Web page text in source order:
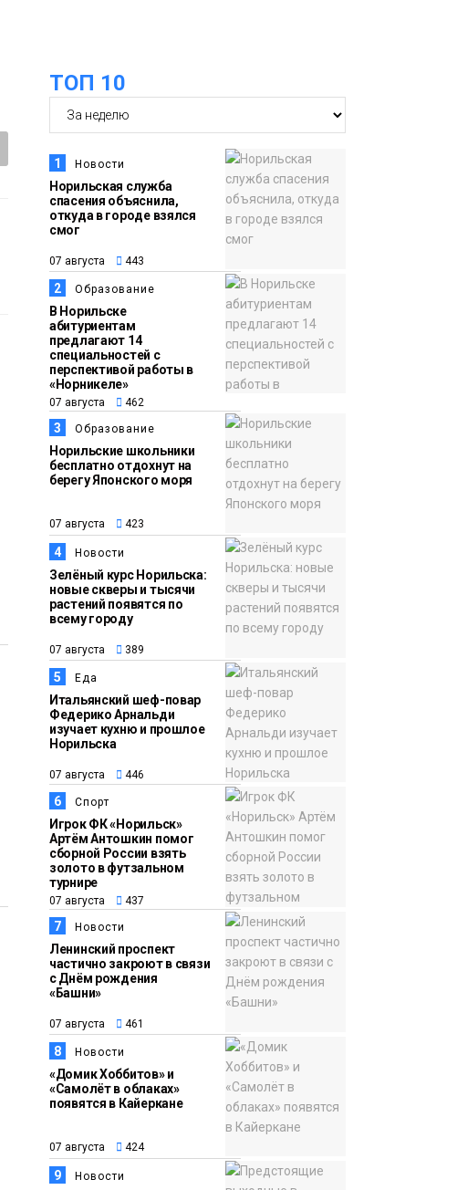
Спорт
14:30
07 августа
Новости
Ленинский проспект
частично закроют в
связи с Днём
рождения «Башни»
13:59
07 августа
Новости
«Домик Хоббитов» и
«Самолёт в облаках»
появятся в Кайеркане
13:08
07 августа
Новости
Предстоящие
выходные в
Норильске будут
зябкими, пасмурными
и дождливыми
07 августа
Общество
Как в Норильске
помогают женщинам
из исправительного
центра
адаптироваться к
жизни
ТОП 10
1 Новости
Норильская служба
спасения объяснила,
откуда в городе взялся
смог
07 августа 443
2 Образование
В Норильске
абитуриентам
предлагают 14
специальностей с
перспективой работы в
«Норникеле»
07 августа 462
3 Образование
Норильские школьники
бесплатно отдохнут на
берегу Японского моря
07 августа 423
4 Новости
Зелёный курс Норильска:
новые скверы и тысячи
растений появятся по
всему городу
07 августа 389
5 Еда
Итальянский шеф-повар
Федерико Арнальди
изучает кухню и прошлое
Норильска
07 августа 446
6 Спорт
Игрок ФК «Норильск»
Артём Антошкин помог
сборной России взять
золото в футзальном
турнире
07 августа 437
7 Новости
Ленинский проспект
частично закроют в связи
с Днём рождения
«Башни»
07 августа 461
8 Новости
«Домик Хоббитов» и
«Самолёт в облаках»
появятся в Кайеркане
07 августа 424
9 Новости